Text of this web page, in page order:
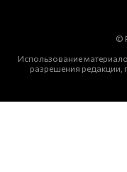
©
Использование
разрешения редакции,